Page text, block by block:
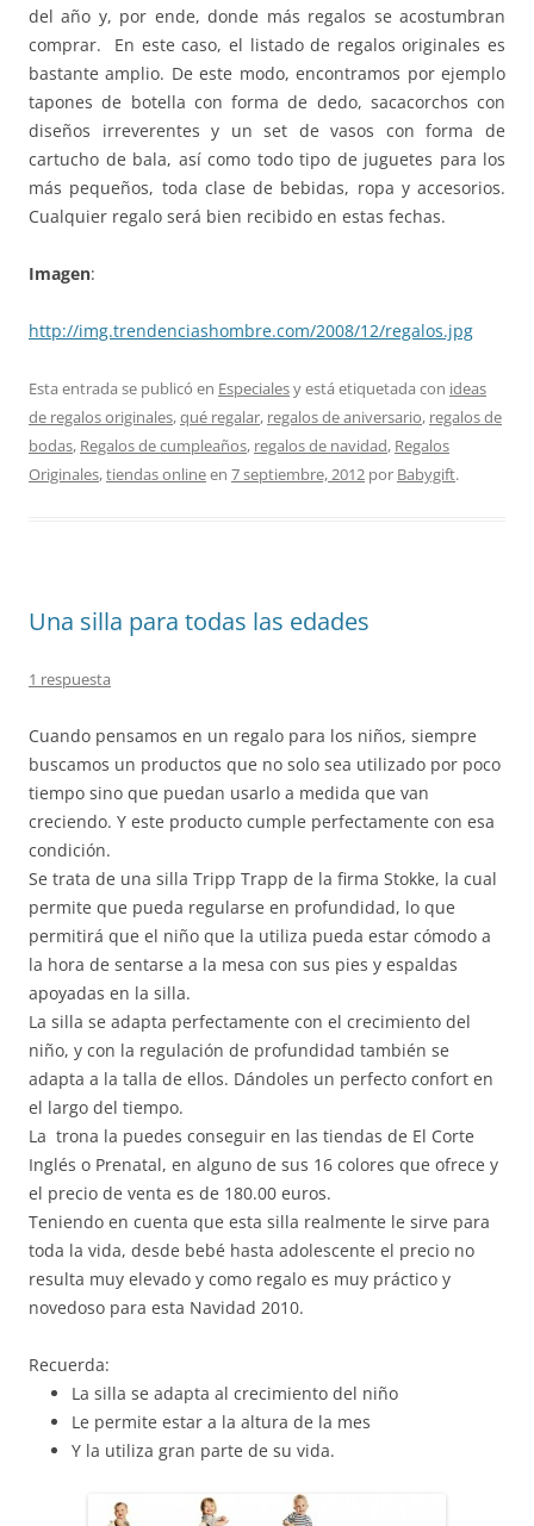
del año y, por ende, donde más regalos se acostumbran
comprar. En este caso, el listado de regalos originales es
bastante amplio. De este modo, encontramos por ejemplo
tapones de botella con forma de dedo, sacacorchos con
diseños irreverentes y un set de vasos con forma de
cartucho de bala, así como todo tipo de juguetes para los
más pequeños, toda clase de bebidas, ropa y accesorios.
Cualquier regalo será bien recibido en estas fechas.
Imagen:
http://img.trendenciashombre.com/2008/12/regalos.jpg
Esta entrada se publicó en Especialesy está etiquetada con ideas
de regalos originales,qué regalar, regalos de aniversario, regalos de
bodas, Regalos de cumpleaños, regalos de navidad, Regalos
Originales,tiendas onlineen 7 septiembre, 2012 por Babygift.
Una silla para todas las edades
1 respuesta
Cuando pensamos en un regalo para los niños, siempre
buscamos un productos que no solo sea utilizado por poco
tiempo sino que puedan usarlo a medida que van
creciendo. Y este producto cumple perfectamente con esa
condición.
Se trata de una silla Tripp Trapp de la firma Stokke, la cual
permite que pueda regularse en profundidad, lo que
permitirá que el niño que la utiliza pueda estar cómodo a
la hora de sentarse a la mesa con sus pies y espaldas
apoyadas en la silla.
La silla se adapta perfectamente con el crecimiento del
niño, y con la regulación de profundidad también se
adapta a la talla de ellos. Dándoles un perfecto confort en
el largo del tiempo.
La trona la puedes conseguir en las tiendas de El Corte
Inglés o Prenatal, en alguno de sus 16 colores que ofrece y
el precio de venta es de 180.00 euros.
Teniendo en cuenta que esta silla realmente le sirve para
toda la vida, desde bebé hasta adolescente el precio no
resulta muy elevado y como regalo es muy práctico y
novedoso para esta Navidad 2010.
Recuerda:
La silla se adapta al crecimiento del niño
Le permite estar a la altura de la mes
Y la utiliza gran parte de su vida.